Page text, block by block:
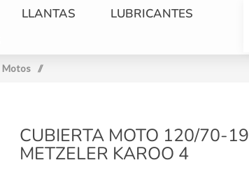
LLANTAS
LUBRICANTES
Motos /
CUBIERTA MOTO 120/70-19
METZELER KAROO 4